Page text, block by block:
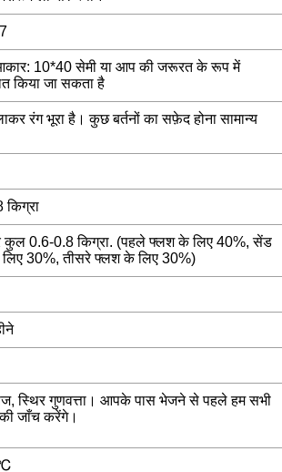
10*40 सेमी या आप की जरूरत के रूप में
किया जा सकता है
रंग भूरा है। कुछ बर्तनों का सफ़ेद होना सामान्य
किग्रा
कुल 0.6-0.8 किग्रा. (पहले फ्लश के लिए 40%, सेंड
30%, तीसरे फ्लश के लिए 30%)
स्थिर गुणवत्ता। आपके पास भेजने से पहले हम सभी
की जाँच करेंगे।